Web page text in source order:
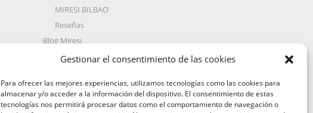
Gestionar el consentimiento de las cookies
Para ofrecer las mejores experiencias, utilizamos tecnologías como las cookies para
almacenar y/o acceder a la información del dispositivo. El consentimiento de estas
tecnologías nos permitirá procesar datos como el comportamiento de navegación o
MIRESI BILBAO
Reseñas
Blog Miresi
Preguntas Frecuentes
Contacto